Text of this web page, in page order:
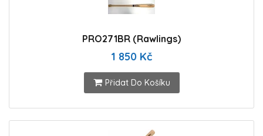
PRO271BR (Rawlings)
1 850 Kč
Přidat Do Košíku